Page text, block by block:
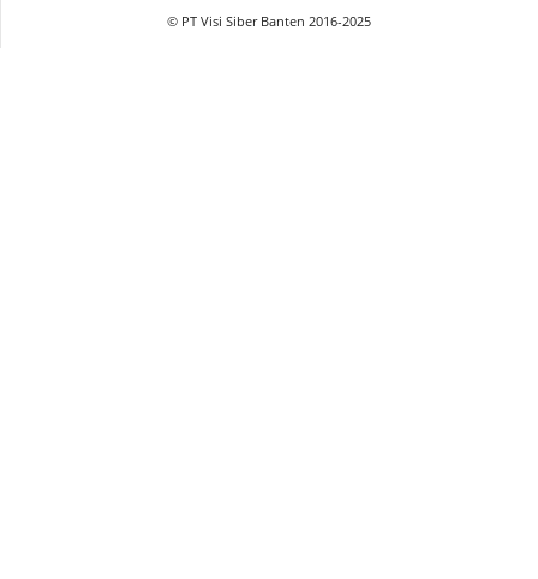
© PT Visi Siber Banten 2016-2025